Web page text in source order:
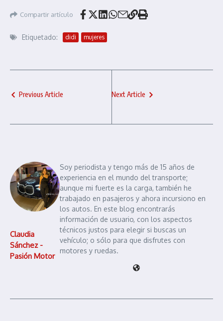
Compartir artículo
Etiquetado: didi mujeres
Previous Article Next Article
Claudia
Sánchez -
Pasión Motor
Soy periodista y tengo más de 15 años de
experiencia en el mundo del transporte;
aunque mi fuerte es la carga, también he
trabajado en pasajeros y ahora incursiono en
los autos. En este blog encontrarás
información de usuario, con los aspectos
técnicos justos para elegir si buscas un
vehículo; o sólo para que disfrutes con
motores y ruedas.